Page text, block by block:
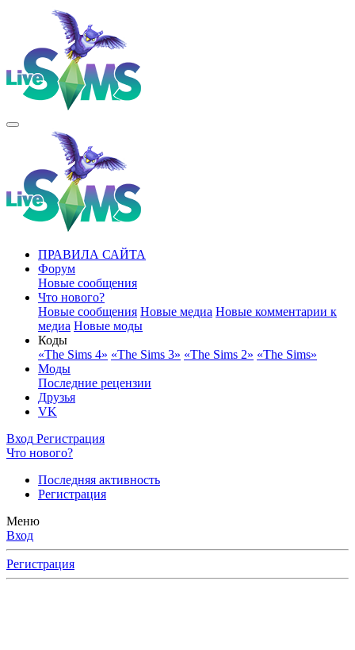
ПРАВИЛА САЙТА
Форум
Новые сообщения
Что нового?
Новые сообщения Новые медиа Новые комментарии к
медиа Новые моды
Коды
«The Sims 4» «The Sims 3» «The Sims 2» «The Sims»
Моды
Последние рецензии
Друзья
VK
Вход Регистрация
Что нового?
Последняя активность
Регистрация
Меню
Вход
Регистрация